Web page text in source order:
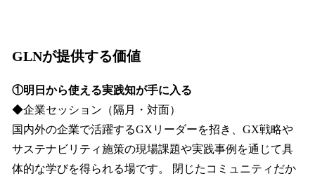
GLNが提供する価値
①明日から使える実践知が手に入る
◆企業セッション（隔月・対面）
国内外の企業で活躍するGXリーダーを招き、GX戦略や
サステナビリティ施策の現場課題や実践事例を通じて具
体的な学びを得られる場です。 閉じたコミュニティだか